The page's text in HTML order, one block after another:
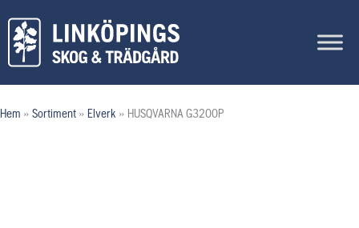
innehåll
Hem » Sortiment » Elverk » HUSQVARNA G3200P